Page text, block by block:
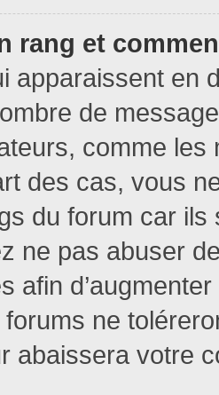
rang et
apparaissent en
de
comme
des cas, vous
du forum car ils
ne pas abuser
afin
ne
abaissera votre